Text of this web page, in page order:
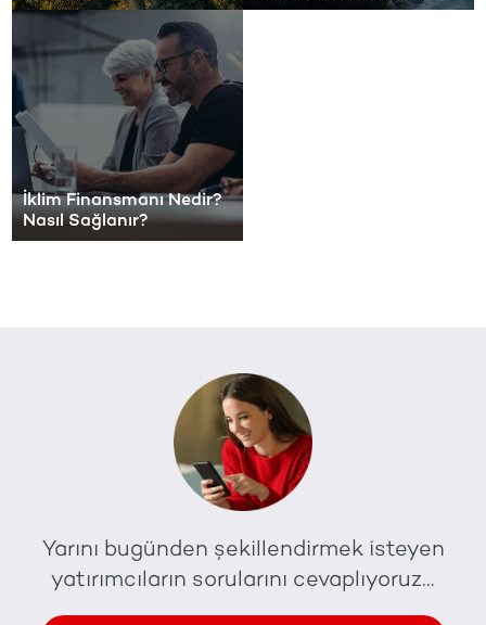
İklim Finansmanı Nedir?
Nasıl Sağlanır?
Yarını bugünden şekillendirmek isteyen
yatırımcıların sorularını cevaplıyoruz...